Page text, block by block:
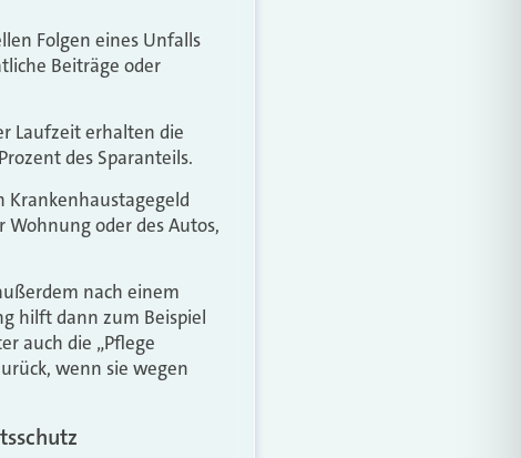
Folgen eines Unfalls
Beiträge oder
Laufzeit erhalten die
des Sparanteils.
Krankenhaustagegeld
oder des Autos,
nach einem
hilft dann zum Beispiel
auch die „Pflege
wenn sie wegen